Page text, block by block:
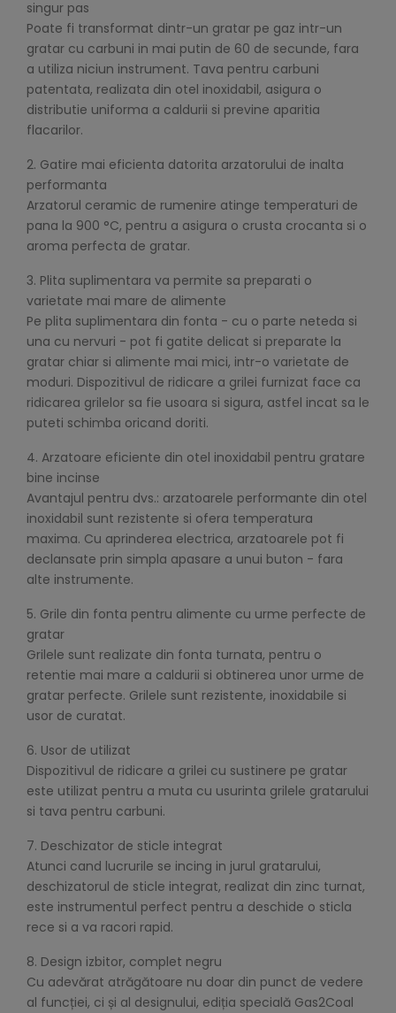
singur pas
Poate fi transformat dintr-un gratar pe gaz intr-un
gratar cu carbuni in mai putin de 60 de secunde, fara
a utiliza niciun instrument. Tava pentru carbuni
patentata, realizata din otel inoxidabil, asigura o
distributie uniforma a caldurii si previne aparitia
flacarilor.
2. Gatire mai eficienta datorita arzatorului de inalta
performanta
Arzatorul ceramic de rumenire atinge temperaturi de
pana la 900 °C, pentru a asigura o crusta crocanta si o
aroma perfecta de gratar.
3. Plita suplimentara va permite sa preparati o
varietate mai mare de alimente
Pe plita suplimentara din fonta - cu o parte neteda si
una cu nervuri - pot fi gatite delicat si preparate la
gratar chiar si alimente mai mici, intr-o varietate de
moduri. Dispozitivul de ridicare a grilei furnizat face ca
ridicarea grilelor sa fie usoara si sigura, astfel incat sa le
puteti schimba oricand doriti.
4. Arzatoare eficiente din otel inoxidabil pentru gratare
bine incinse
Avantajul pentru dvs.: arzatoarele performante din otel
inoxidabil sunt rezistente si ofera temperatura
maxima. Cu aprinderea electrica, arzatoarele pot fi
declansate prin simpla apasare a unui buton - fara
alte instrumente.
5. Grile din fonta pentru alimente cu urme perfecte de
gratar
Grilele sunt realizate din fonta turnata, pentru o
retentie mai mare a caldurii si obtinerea unor urme de
gratar perfecte. Grilele sunt rezistente, inoxidabile si
usor de curatat.
6. Usor de utilizat
Dispozitivul de ridicare a grilei cu sustinere pe gratar
este utilizat pentru a muta cu usurinta grilele gratarului
si tava pentru carbuni.
7. Deschizator de sticle integrat
Atunci cand lucrurile se incing in jurul gratarului,
deschizatorul de sticle integrat, realizat din zinc turnat,
este instrumentul perfect pentru a deschide o sticla
rece si a va racori rapid.
8. Design izbitor, complet negru
Cu adevărat atrăgătoare nu doar din punct de vedere
al funcției, ci și al designului, ediția specială Gas2Coal